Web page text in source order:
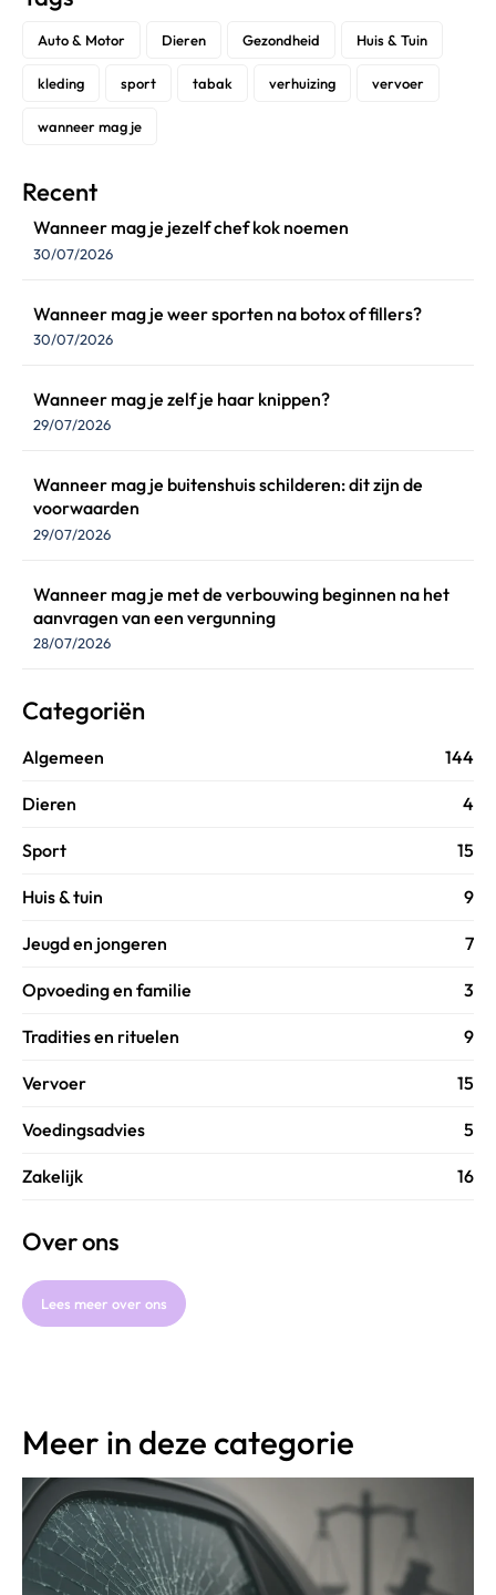
Auto & Motor Dieren Gezondheid Huis & Tuin
kleding sport tabak verhuizing vervoer
wanneer mag je
Recent
Wanneer mag je jezelf chef kok noemen
30/07/2026
Wanneer mag je weer sporten na botox of fillers?
30/07/2026
Wanneer mag je zelf je haar knippen?
29/07/2026
Wanneer mag je buitenshuis schilderen: dit zijn de
voorwaarden
29/07/2026
Wanneer mag je met de verbouwing beginnen na het
aanvragen van een vergunning
28/07/2026
Categoriën
Algemeen 144
Dieren 4
Sport 15
Huis & tuin 9
Jeugd en jongeren 7
Opvoeding en familie 3
Tradities en rituelen 9
Vervoer 15
Voedingsadvies 5
Zakelijk 16
Over ons
Lees meer over ons
Meer in deze categorie